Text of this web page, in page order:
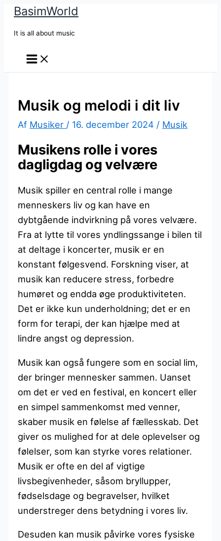
BasimWorld
It is all about music
Musik og melodi i dit liv
Af Musiker / 16. december 2024 / Musik
Musikens rolle i vores
dagligdag og velvære
Musik spiller en central rolle i mange
menneskers liv og kan have en
dybtgående indvirkning på vores velvære.
Fra at lytte til vores yndlingssange i bilen til
at deltage i koncerter, musik er en
konstant følgesvend. Forskning viser, at
musik kan reducere stress, forbedre
humøret og endda øge produktiviteten.
Det er ikke kun underholdning; det er en
form for terapi, der kan hjælpe med at
lindre angst og depression.
Musik kan også fungere som en social lim,
der bringer mennesker sammen. Uanset
om det er ved en festival, en koncert eller
en simpel sammenkomst med venner,
skaber musik en følelse af fællesskab. Det
giver os mulighed for at dele oplevelser og
følelser, som kan styrke vores relationer.
Musik er ofte en del af vigtige
livsbegivenheder, såsom bryllupper,
fødselsdage og begravelser, hvilket
understreger dens betydning i vores liv.
Desuden kan musik påvirke vores fysiske